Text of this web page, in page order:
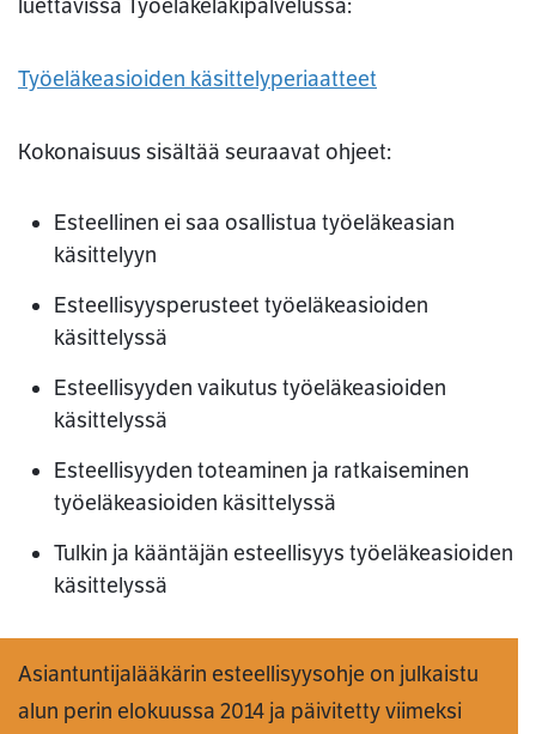
luettavissa Työeläkelakipalvelussa:
Työeläkeasioiden käsittelyperiaatteet
Kokonaisuus sisältää seuraavat ohjeet:
Esteellinen ei saa osallistua työeläkeasian
käsittelyyn
Esteellisyysperusteet työeläkeasioiden
käsittelyssä
Esteellisyyden vaikutus työeläkeasioiden
käsittelyssä
Esteellisyyden toteaminen ja ratkaiseminen
työeläkeasioiden käsittelyssä
Tulkin ja kääntäjän esteellisyys työeläkeasioiden
käsittelyssä
Asiantuntijalääkärin esteellisyysohje on julkaistu
alun perin elokuussa 2014 ja päivitetty viimeksi